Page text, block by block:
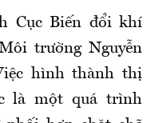
Cục Biến đổi khí
trường Nguyễn
hình thành thị
là một quá trình